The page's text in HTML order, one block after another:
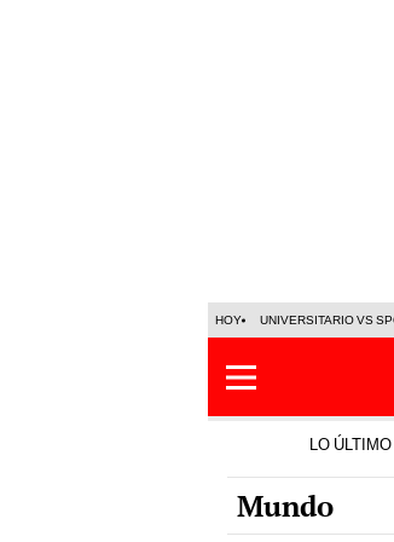
HOY UNIVERSITARIO VS
LO ÚLTIMO
Mundo